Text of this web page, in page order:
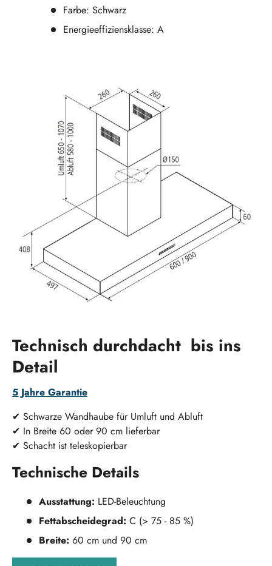
Farbe: Schwarz
Energieeffiziensklasse: A
Technisch durchdacht bis ins
Detail
5 Jahre Garantie
✔ Schwarze Wandhaube für Umluft und Abluft
✔ In Breite 60 oder 90 cm lieferbar
✔ Schacht ist teleskopierbar
Technische Details
Ausstattung: LED-Beleuchtung
Fettabscheidegrad: C (> 75 - 85 %)
Breite: 60 cm und 90 cm
Energieeffizienzklasse: